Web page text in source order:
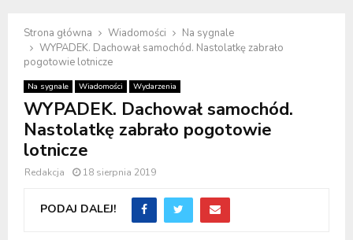
Strona główna Wiadomości
Na sygnale
WYPADEK. Dachował samochód. Nastolatkę zabrało
pogotowie lotnicze
Na sygnale Wiadomości Wydarzenia
WYPADEK. Dachował samochód.
Nastolatkę zabrało pogotowie
lotnicze
Redakcja 18 sierpnia 2019
PODAJ DALEJ!